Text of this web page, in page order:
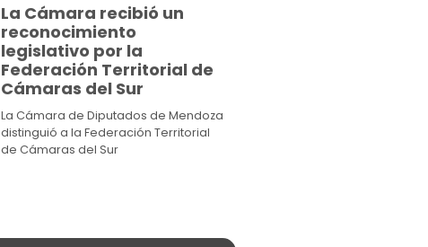
La Cámara recibió un
reconocimiento
legislativo por la
Federación Territorial de
Cámaras del Sur
La Cámara de Diputados de Mendoza
distinguió a la Federación Territorial
de Cámaras del Sur